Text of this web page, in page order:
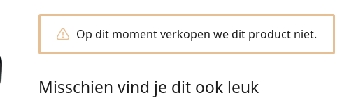
Op dit moment verkopen we dit product niet.
Misschien vind je dit ook leuk